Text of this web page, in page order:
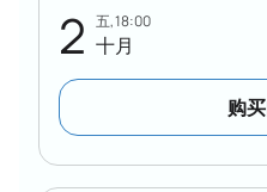
2 五, 18:00
十月
购